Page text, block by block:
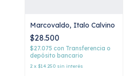
Marcovaldo, Italo Calvino
$28.500
$27.075 con Transferencia o
depósito bancario
2 x $14.250 sin interés